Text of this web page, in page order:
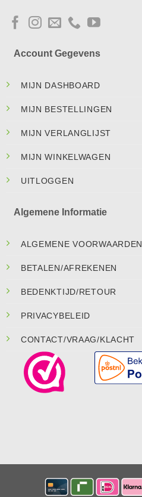
Account Gegevens
MIJN DASHBOARD
MIJN BESTELLINGEN
MIJN VERLANGLIJST
MIJN WINKELWAGEN
UITLOGGEN
Algemene Informatie
ALGEMENE VOORWAARDEN
BETALEN/AFREKENEN
BEDENKTIJD/RETOUR
PRIVACYBELEID
CONTACT/VRAAG/KLACHT